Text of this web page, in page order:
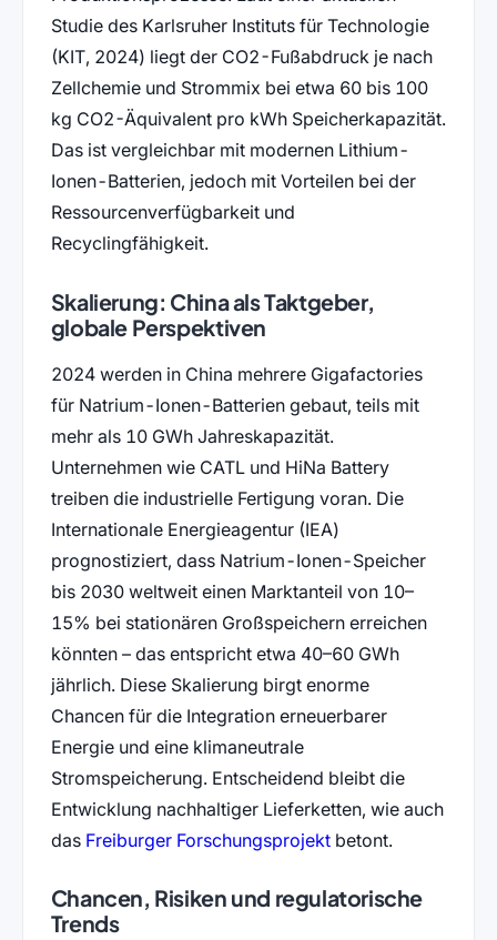
Studie des Karlsruher Instituts für Technologie
(KIT, 2024) liegt der CO2-Fußabdruck je nach
Zellchemie und Strommix bei etwa 60 bis 100
kg CO2-Äquivalent pro kWh Speicherkapazität.
Das ist vergleichbar mit modernen Lithium-
Ionen-Batterien, jedoch mit Vorteilen bei der
Ressourcenverfügbarkeit und
Recyclingfähigkeit.
Skalierung: China als Taktgeber,
globale Perspektiven
2024 werden in China mehrere Gigafactories
für Natrium-Ionen-Batterien gebaut, teils mit
mehr als 10 GWh Jahreskapazität.
Unternehmen wie CATL und HiNa Battery
treiben die industrielle Fertigung voran. Die
Internationale Energieagentur (IEA)
prognostiziert, dass Natrium-Ionen-Speicher
bis 2030 weltweit einen Marktanteil von 10–
15% bei stationären Großspeichern erreichen
könnten – das entspricht etwa 40–60 GWh
jährlich. Diese Skalierung birgt enorme
Chancen für die Integration erneuerbarer
Energie und eine klimaneutrale
Stromspeicherung. Entscheidend bleibt die
Entwicklung nachhaltiger Lieferketten, wie auch
das Freiburger Forschungsprojekt(öffnet in neuem
betont.
Chancen, Risiken und regulatorische
Trends